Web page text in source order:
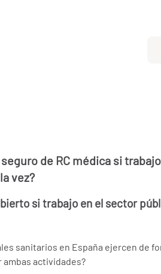
de RC médica si
vez?
si trabajo en el sector
sanitarios en España ejercen de
actividades?